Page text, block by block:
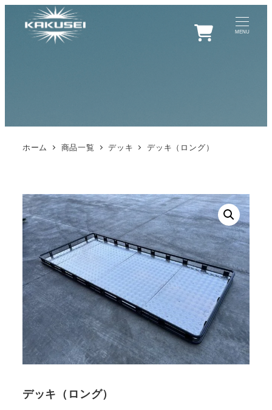
MENU
0
ホーム 商品一覧 デッキ デッキ（ロング）
デッキ（ロング）